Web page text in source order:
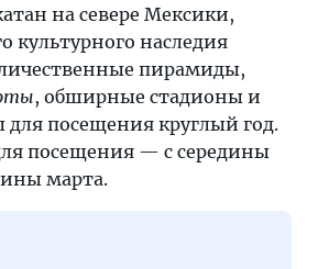
на севере Мексики,
культурного наследия
пирамиды,
, обширные стадионы и
посещения круглый год.
посещения — с середины
марта.